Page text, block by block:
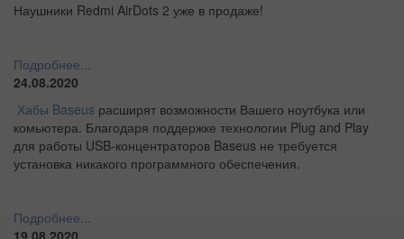
Наушники Redmi AirDots 2 уже в продаже!
Подробнее...
24.08.2020
Хабы Baseus расширят возможности Вашего ноутбука или
комьютера. Благодаря поддержке технологии Plug and Play
для работы USB-концентраторов Baseus не требуется
установка никакого программного обеспечения.
Подробнее...
19.08.2020